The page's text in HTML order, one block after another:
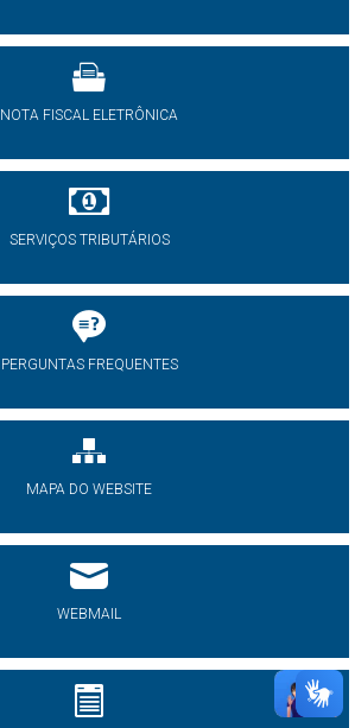
NOTA FISCAL ELETRÔNICA
SERVIÇOS TRIBUTÁRIOS
PERGUNTAS FREQUENTES
MAPA DO WEBSITE
WEBMAIL